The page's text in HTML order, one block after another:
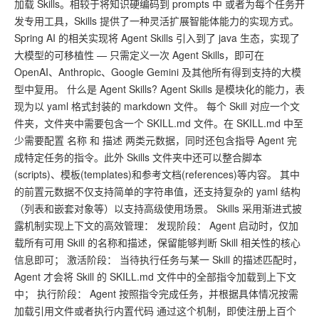
加载 Skills。相较于将知识硬编码到 prompts 中 或者为每个任务开
发专用工具，Skills 提供了一种灵活扩展智能体能力的实现方式。
Spring AI 的相关实现将 Agent Skills 引入到了 java 生态，实现了
大模型的可移植性 — 只需定义一次 Agent Skills，即可在
OpenAI、Anthropic、Google Gemini 及其他所有得到支持的大模
型中复用。 什么是 Agent Skills? Agent Skills 是模块化的能力，表
现为以 yaml 格式封装的 markdown 文件。 每个 Skill 对应一个文
件夹，文件夹中需要包含一个 SKILL.md 文件。在 SKILL.md 中至
少需要配置 名称 和 描述 两类元数据，同时还包含指导 Agent 完
成特定任务的指令。此外 Skills 文件夹中还可以整合脚本
(scripts)、模板(templates)和参考文档(references)等内容。 其中
的前置元数据不仅支持简单的字符串值，还支持复杂的 yaml 结构
（列表和嵌套对象等）以支持高级使用场景。 Skills 采用渐进式披
露机制实现上下文的高效管理： 发现阶段： Agent 启动时，仅加
载所有可用 Skill 的名称和描述，保留能够判断 Skill 相关性的核心
信息即可； 激活阶段： 当待执行任务与某一 Skill 的描述匹配时，
Agent 才会将 Skill 的 SKILL.md 文件中的全部指令加载到上下文
中； 执行阶段： Agent 按照指令完成任务，并根据具体情况按需
加载引用文件或者执行内置代码 通过这个机制，即使注册上百个